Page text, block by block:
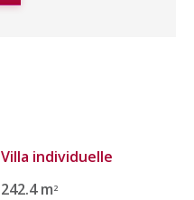
Villa individuelle
242.4 m2